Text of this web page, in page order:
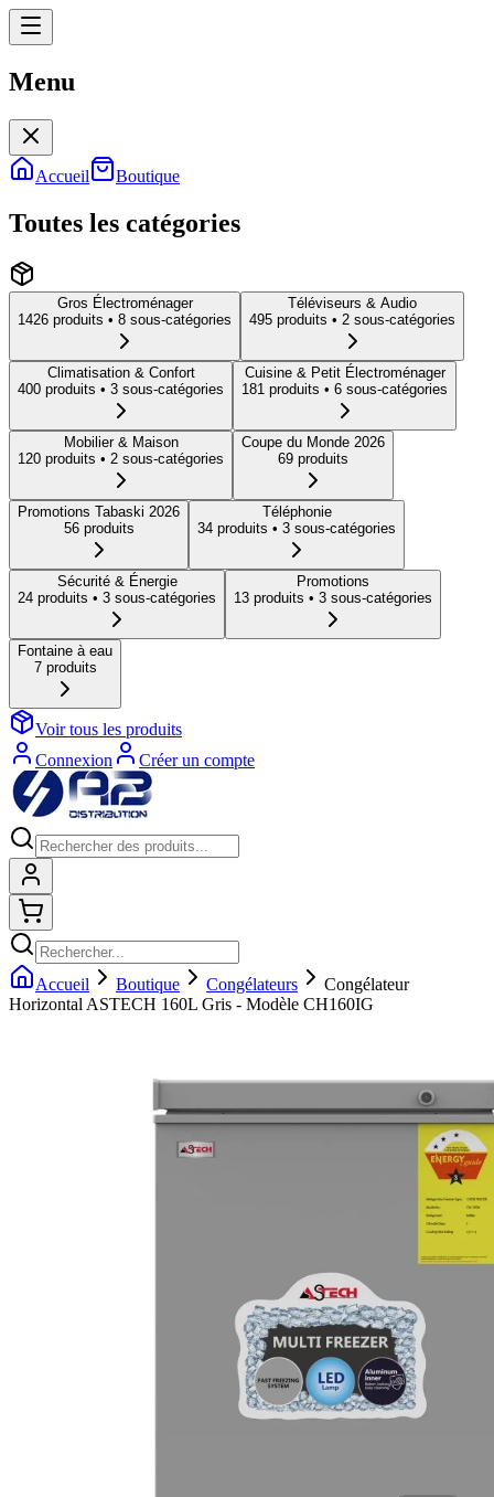
Menu
Accueil Boutique
Toutes les catégories
Gros Électroménager
1426 produits • 8 sous-catégories
Téléviseurs & Audio
495 produits • 2 sous-catégories
Climatisation & Confort
400 produits • 3 sous-catégories
Cuisine & Petit Électroménager
181 produits • 6 sous-catégories
Mobilier & Maison
120 produits • 2 sous-catégories
Coupe du Monde 2026
69 produits
Promotions Tabaski 2026
56produits
Téléphonie
34 produits • 3 sous-catégories
Sécurité & Énergie
24 produits • 3 sous-catégories
Promotions
13 produits • 3 sous-catégories
Fontaine à eau
7produits
Voir tous les produits
Connexion
Créer un compte
Accueil Boutique Congélateurs
Congélateur
Horizontal ASTECH 160L Gris - Modèle CH160IG